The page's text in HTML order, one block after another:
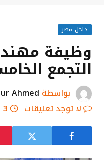
داخل مصر
وظيفة
التجمع
بواسطة Ahmed
لا توجد تعليقات
3 دقائق